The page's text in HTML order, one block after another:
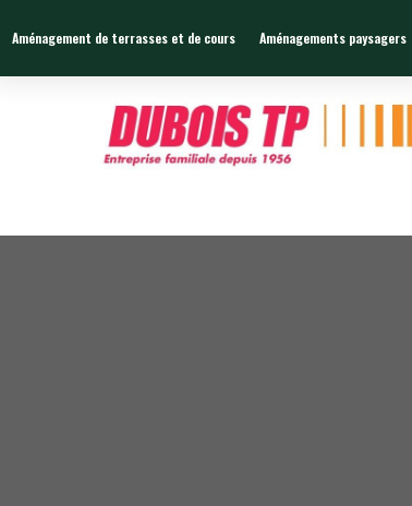
Aménagement de terrasses et de cours Aménagements paysagers